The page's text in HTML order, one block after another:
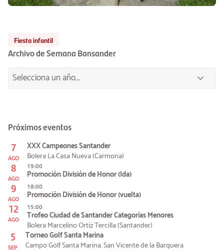
Fiesta infantil
Archivo de Semana Bansander
Próximos eventos
7
AGO
XXX Campeones Santander
Bolera La Casa Nueva (Carmona)
8
AGO
19:00
Promoción División de Honor (Ida)
9
AGO
18:00
Promoción División de Honor (vuelta)
12
AGO
15:00
Trofeo Ciudad de Santander Categorías Menores
Bolera Marcelino Ortiz Tercilla (Santander)
5
SEP
Torneo Golf Santa Marina
Campo Golf Santa Marina. San Vicente de la Barquera